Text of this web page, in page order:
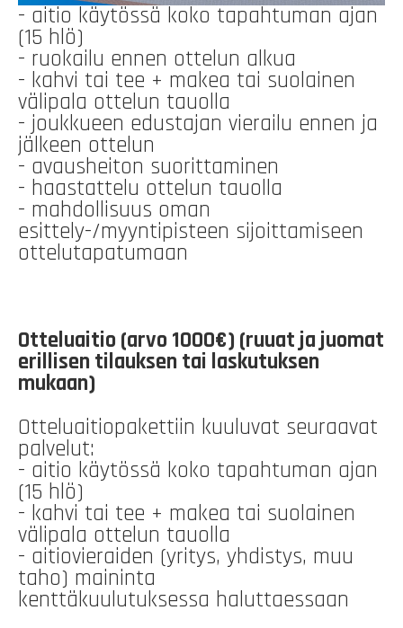
- aitio käytössä koko tapahtuman ajan
(15 hlö)
- ruokailu ennen ottelun alkua
- kahvi tai tee + makea tai suolainen
välipala ottelun tauolla
- joukkueen edustajan vierailu ennen ja
jälkeen ottelun
- avausheiton suorittaminen
- haastattelu ottelun tauolla
- mahdollisuus oman
esittely-/myyntipisteen sijoittamiseen
ottelutapatumaan
Otteluaitio (arvo 1000€) (ruuat ja juomat
erillisen tilauksen tai laskutuksen
mukaan)
Otteluaitiopakettiin kuuluvat seuraavat
palvelut:
- aitio käytössä koko tapahtuman ajan
(15 hlö)
- kahvi tai tee + makea tai suolainen
välipala ottelun tauolla
- aitiovieraiden (yritys, yhdistys, muu
taho) maininta
kenttäkuulutuksessa haluttaessaan